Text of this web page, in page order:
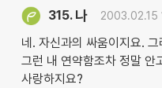
315. 나 2003.02.15
네. 자신과의 싸움이지요.
그런 내 연약함조차 정말 안
사랑하지요?